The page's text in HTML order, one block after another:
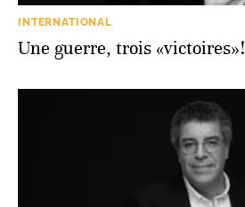
INTERNATIONAL
Une guerre, trois «victoires»!